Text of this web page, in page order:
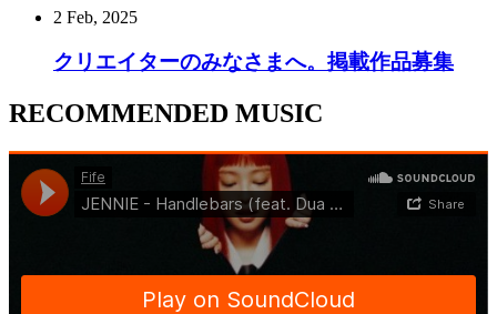
2 Feb, 2025
クリエイターのみなさまへ。掲載作品募集
RECOMMENDED MUSIC